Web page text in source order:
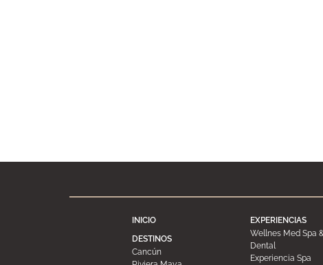
INICIO
DESTINOS
Cancún
EXPERIENCIAS
Wellnes Med Spa
Dental
Experiencia Spa